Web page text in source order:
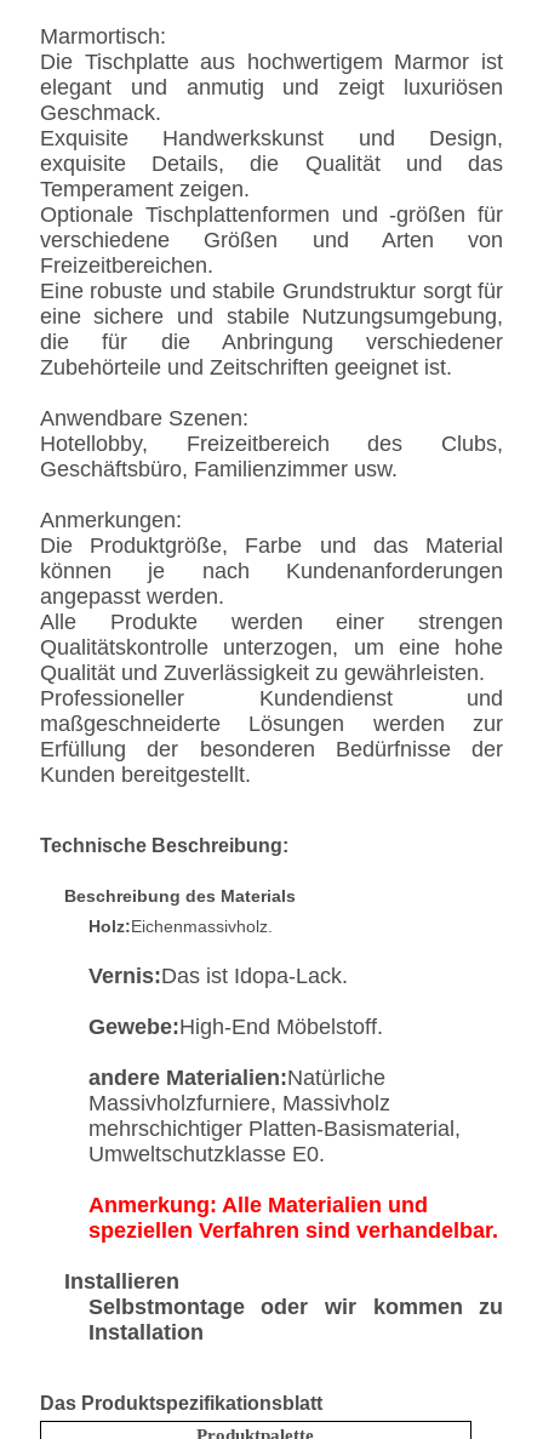
Marmortisch:
Die Tischplatte aus hochwertigem Marmor ist
elegant und anmutig und zeigt luxuriösen
Geschmack.
Exquisite Handwerkskunst und Design,
exquisite Details, die Qualität und das
Temperament zeigen.
Optionale Tischplattenformen und -größen für
verschiedene Größen und Arten von
Freizeitbereichen.
Eine robuste und stabile Grundstruktur sorgt für
eine sichere und stabile Nutzungsumgebung,
die für die Anbringung verschiedener
Zubehörteile und Zeitschriften geeignet ist.
Anwendbare Szenen:
Hotellobby, Freizeitbereich des Clubs,
Geschäftsbüro, Familienzimmer usw.
Anmerkungen:
Die Produktgröße, Farbe und das Material
können je nach Kundenanforderungen
angepasst werden.
Alle Produkte werden einer strengen
Qualitätskontrolle unterzogen, um eine hohe
Qualität und Zuverlässigkeit zu gewährleisten.
Professioneller Kundendienst und
maßgeschneiderte Lösungen werden zur
Erfüllung der besonderen Bedürfnisse der
Kunden bereitgestellt.
Technische Beschreibung:
Beschreibung des Materials
Holz:Eichenmassivholz.
Vernis:Das ist Idopa-Lack.
Gewebe:High-End Möbelstoff.
andere Materialien:Natürliche
Massivholzfurniere, Massivholz
mehrschichtiger Platten-Basismaterial,
Umweltschutzklasse E0.
Anmerkung: Alle Materialien und
speziellen Verfahren sind verhandelbar.
Installieren
Selbstmontage oder wir kommen zu
Installation
Das Produktspezifikationsblatt